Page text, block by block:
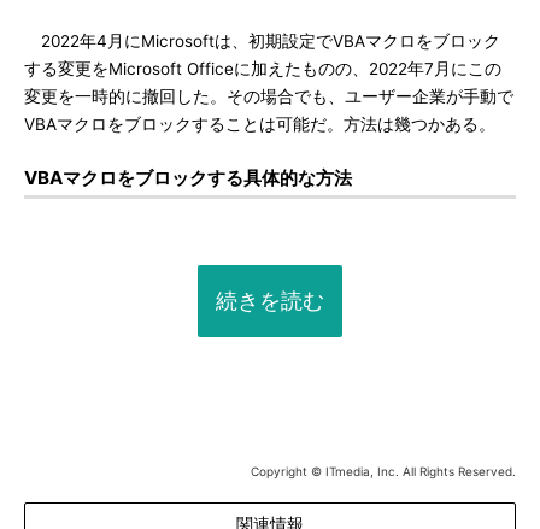
2022年4月にMicrosoftは、初期設定でVBAマクロをブロック
する変更をMicrosoft Officeに加えたものの、2022年7月にこの
変更を一時的に撤回した。その場合でも、ユーザー企業が手動で
VBAマクロをブロックすることは可能だ。方法は幾つかある。
VBAマクロをブロックする具体的な方法
続きを読む
Copyright © ITmedia, Inc. All Rights Reserved.
関連情報